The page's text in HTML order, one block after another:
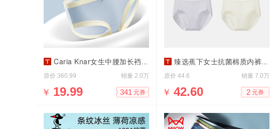
Caria Knar女生中腰加长裆透气三角裤
原价 360.99 销量 2.0万
￥ 19.99 341 元券
臻选蕉下女士抗菌棉质内裤纯棉
原价 44.6 销量 7.0万
￥ 42.60 2 元券